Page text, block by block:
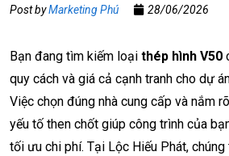
Post byMarketing Phú 28/06/2026
Bạn đang tìm kiếm loại thép hình V50
quy cách và giá cả cạnh tranh cho dự
Việc chọn đúng nhà cung cấp và nắm
yếu tố then chốt giúp công trình của
tối ưu chi phí. Tại Lộc Hiếu Phát,